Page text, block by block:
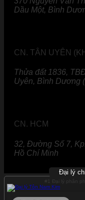
Dầu Một, Bình
CN. TÂN UYÊN
Thửa đất 1836,
Uyên, Bình Dương
CN. HCM
32, Đường Số 7,
Hồ Chí Minh
Đại lý
#1 Đại lý phân